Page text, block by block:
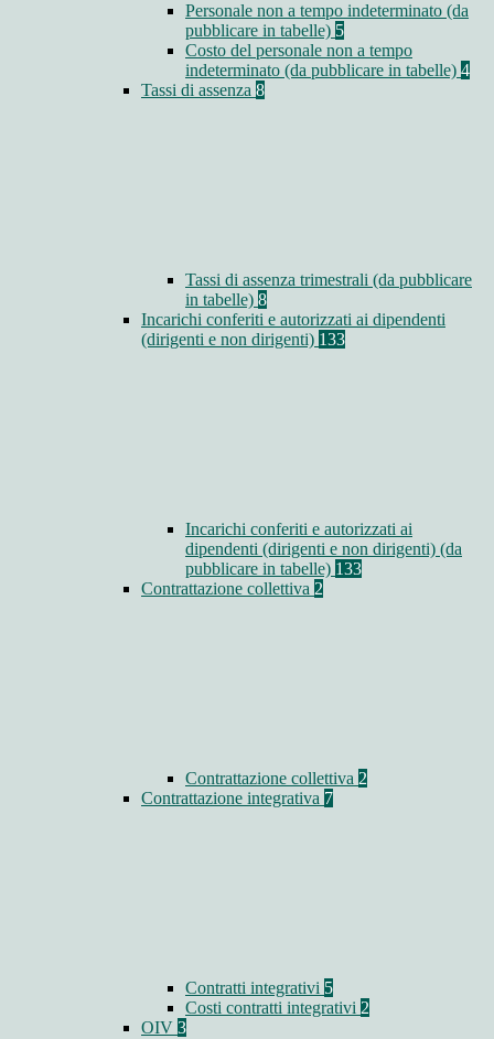
Personale non a tempo indeterminato (da
pubblicare in tabelle) 5
Costo del personale non a tempo
indeterminato (da pubblicare in tabelle) 4
Tassi di assenza 8
Tassi di assenza trimestrali (da pubblicare
in tabelle) 8
Incarichi conferiti e autorizzati ai dipendenti
(dirigenti e non dirigenti) 133
Incarichi conferiti e autorizzati ai
dipendenti (dirigenti e non dirigenti) (da
pubblicare in tabelle) 133
Contrattazione collettiva 2
Contrattazione collettiva 2
Contrattazione integrativa 7
Contratti integrativi 5
Costi contratti integrativi 2
OIV 3